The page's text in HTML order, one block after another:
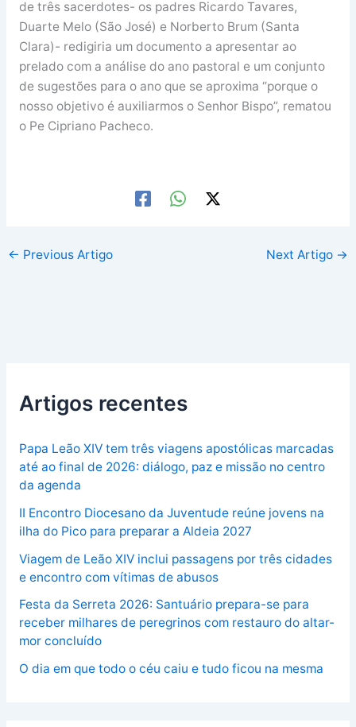
de três sacerdotes- os padres Ricardo Tavares,
Duarte Melo (São José) e Norberto Brum (Santa
Clara)- redigiria um documento a apresentar ao
prelado com a análise do ano pastoral e um conjunto
de sugestões para o ano que se aproxima “porque o
nosso objetivo é auxiliarmos o Senhor Bispo”, rematou
o Pe Cipriano Pacheco.
← Previous Artigo Next Artigo →
Artigos recentes
Papa Leão XIV tem três viagens apostólicas marcadas
até ao final de 2026: diálogo, paz e missão no centro
da agenda
II Encontro Diocesano da Juventude reúne jovens na
ilha do Pico para preparar a Aldeia 2027
Viagem de Leão XIV inclui passagens por três cidades
e encontro com vítimas de abusos
Festa da Serreta 2026: Santuário prepara-se para
receber milhares de peregrinos com restauro do altar-
mor concluído
O dia em que todo o céu caiu e tudo ficou na mesma